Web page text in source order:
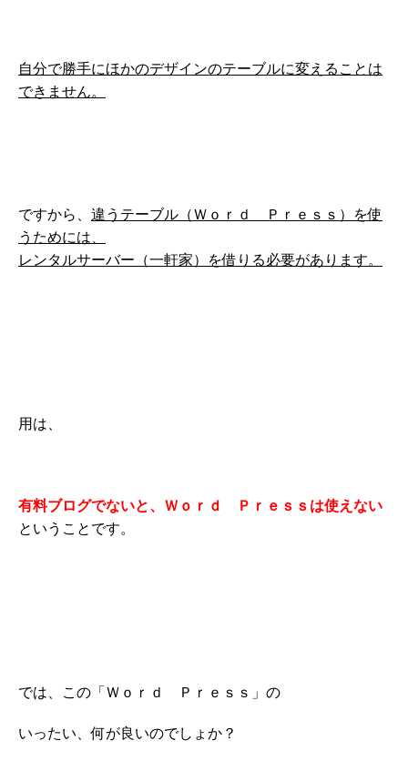
自分で勝手にほかのデザインのテーブルに変えることは
できません。
ですから、 違うテーブル（Ｗｏｒｄ Ｐｒｅｓｓ）を使
うためには、
レンタルサーバー（一軒家）を借りる必要があります。
用は、
有料ブログでないと、Ｗｏｒｄ Ｐｒｅｓｓは使えない
ということです。
では、この「Ｗｏｒｄ Ｐｒｅｓｓ」の
いったい、何が良いのでしょか？